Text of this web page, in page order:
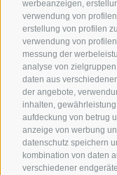
werbeanzeigen,
verwendung von
erstellung von profilen
verwendung von
messung der
analyse von
daten aus
der angebote,
inhalten,
aufdeckung von betrug
anzeige von werbung
datenschutz speichern
kombination von daten
verschiedener
Hot Deals
Bike & Work